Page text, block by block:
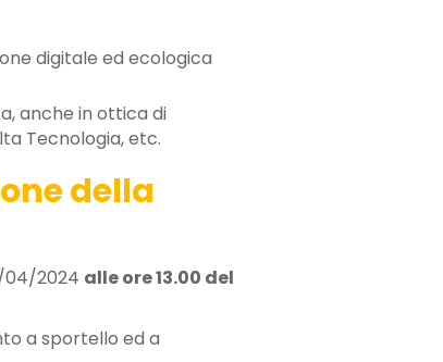
digitale ed ecologica
anche in ottica di
Tecnologia, etc.
della
04/2024 alle ore 13.00 del
a sportello ed a